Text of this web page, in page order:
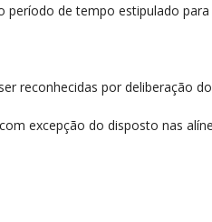
de tempo estipulado
reconhecidas por deliberação
excepção do disposto nas